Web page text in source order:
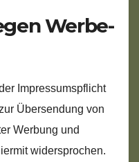
Werbe-
Impressumspflicht
Übersendung von
Werbung und
widersprochen.